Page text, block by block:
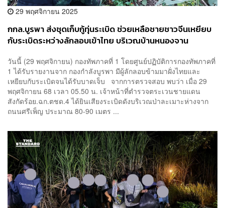
29 พฤศจิกายน 2025
กกล.บูรพา ส่งชุดเก็บกู้ทุ่นระเบิด ช่วยเหลือชายชาวจีนเหยียบ
กับระเบิดระหว่างลักลอบเข้าไทย บริเวณบ้านหนองจาน
วันนี้ (29 พฤศจิกายน) กองทัพภาคที่ 1 โดยศูนย์ปฏิบัติการกองทัพภาคที่
1 ได้รับรายงานจาก กองกำลังบูรพา มีผู้ลักลอบข้ามมาฝั่งไทยและ
เหยียบกับระเบิดจนได้รับบาดเจ็บ จากการตรวจสอบ พบว่า เมื่อ 29
พฤศจิกายน 68 เวลา 05.50 น. เจ้าหน้าที่ตำรวจตระเวนชายแดน
สังกัดร้อย.ฉก.ตชด.4 ได้ยินเสียงระเบิดดังบริเวณป่าละเมาะห่างจาก
ถนนศรีเพ็ญ ประมาณ 80-90 เมตร ...